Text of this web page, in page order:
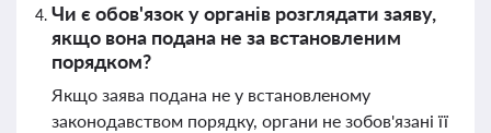
Чи є обов'язок у органів розглядати заяву,
якщо вона подана не за встановленим
порядком?
Якщо заява подана не у встановленому
законодавством порядку, органи не зобов'язані її